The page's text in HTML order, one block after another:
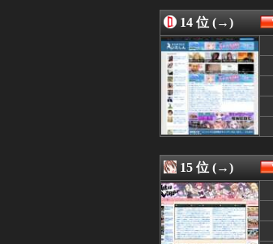
08/08 11:34
08/08 11:31
08/08 11:30
08/08 11:26
08/08 11:25
08/08 11:20
08/08 11:15
08/08 11:15
08/08 11:13
08/08 11:10
08/08 11:10
14 位 (→)
15 位 (→)